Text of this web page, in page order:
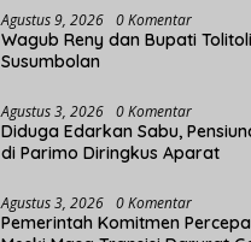
Agustus 9, 2026 0 Komentar
Wagub Reny dan Bupati
Susumbolan
Agustus 3, 2026 0 Komentar
Diduga Edarkan Sabu,
di Parimo Diringkus Aparat
Agustus 3, 2026 0 Komentar
Pemerintah Komitmen